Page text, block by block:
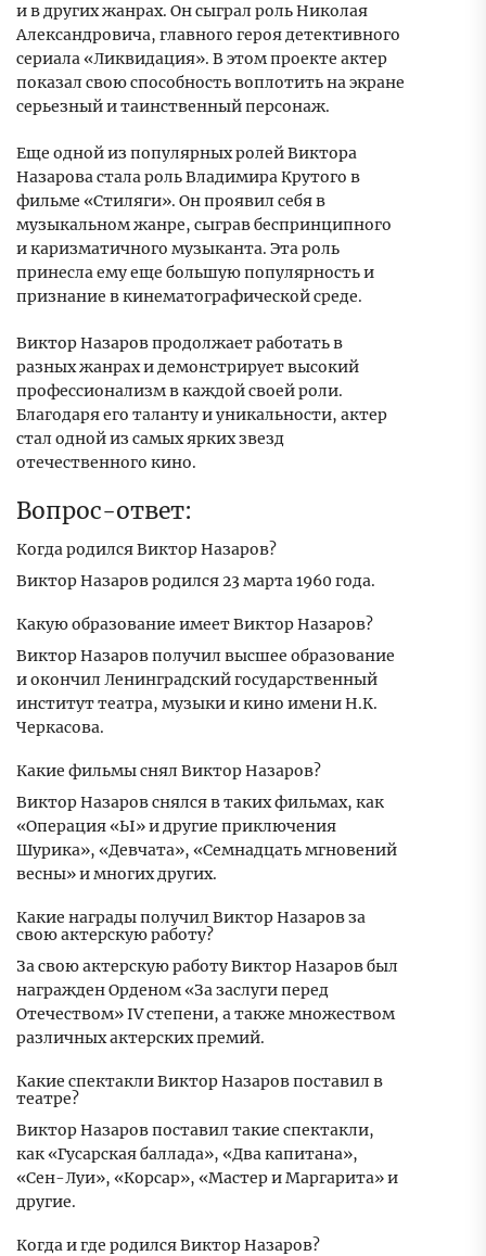
и в других жанрах. Он сыграл роль Николая
Александровича, главного героя детективного
сериала «Ликвидация». В этом проекте актер
показал свою способность воплотить на экране
серьезный и таинственный персонаж.
Еще одной из популярных ролей Виктора
Назарова стала роль Владимира Крутого в
фильме «Стиляги». Он проявил себя в
музыкальном жанре, сыграв беспринципного
и каризматичного музыканта. Эта роль
принесла ему еще большую популярность и
признание в кинематографической среде.
Виктор Назаров продолжает работать в
разных жанрах и демонстрирует высокий
профессионализм в каждой своей роли.
Благодаря его таланту и уникальности, актер
стал одной из самых ярких звезд
отечественного кино.
Вопрос-ответ:
Когда родился Виктор Назаров?
Виктор Назаров родился 23 марта 1960 года.
Какую образование имеет Виктор Назаров?
Виктор Назаров получил высшее образование
и окончил Ленинградский государственный
институт театра, музыки и кино имени Н.К.
Черкасова.
Какие фильмы снял Виктор Назаров?
Виктор Назаров снялся в таких фильмах, как
«Операция «Ы» и другие приключения
Шурика», «Девчата», «Семнадцать мгновений
весны» и многих других.
Какие награды получил Виктор Назаров за
свою актерскую работу?
За свою актерскую работу Виктор Назаров был
награжден Орденом «За заслуги перед
Отечеством» IV степени, а также множеством
различных актерских премий.
Какие спектакли Виктор Назаров поставил в
театре?
Виктор Назаров поставил такие спектакли,
как «Гусарская баллада», «Два капитана»,
«Сен-Луи», «Корсар», «Мастер и Маргарита» и
другие.
Когда и где родился Виктор Назаров?